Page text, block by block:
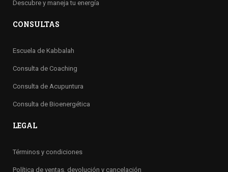
Descubre y maneja tu energía
CONSULTAS
Escuela de Kabbalah
Consulta de Coaching
Consulta de Acupuntura
Consulta de Bioenergética
LEGAL
Términos y condiciones
Política de ventas, devolución y cancelación